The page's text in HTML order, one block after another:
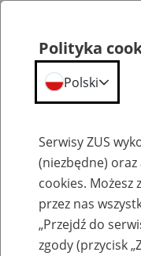
Polityka
Polski
Serwisy ZUS
(niezbędne)
cookies. Możesz
przez nas
„Przejdź do
zgody (przycisk